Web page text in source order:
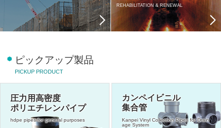
REHABILITATION & RENEWAL
ピックアップ製品
PICKUP PRODUCT
圧力用高密度
ポリエチレンパイプ
hdpe pipes for general purposes
カンペイビニル
集合管
Kanpei Vinyl Collection Pipes for Drain
age System